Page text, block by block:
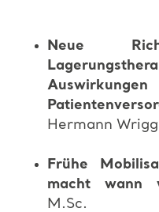
Neue
Hermann
Frühe
macht wann
M.Sc.